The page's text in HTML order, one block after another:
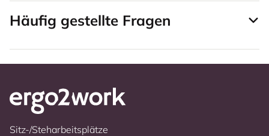
Häufig gestellte Fragen
Sitz-/Steharbeitsplätze